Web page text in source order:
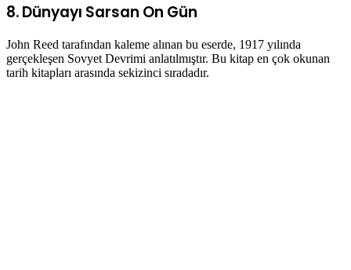
8. Dünyayı Sarsan On Gün
John Reed tarafından kaleme alınan bu eserde, 1917 yılında
gerçekleşen Sovyet Devrimi anlatılmıştır. Bu kitap en çok okunan
tarih kitapları arasında sekizinci sıradadır.